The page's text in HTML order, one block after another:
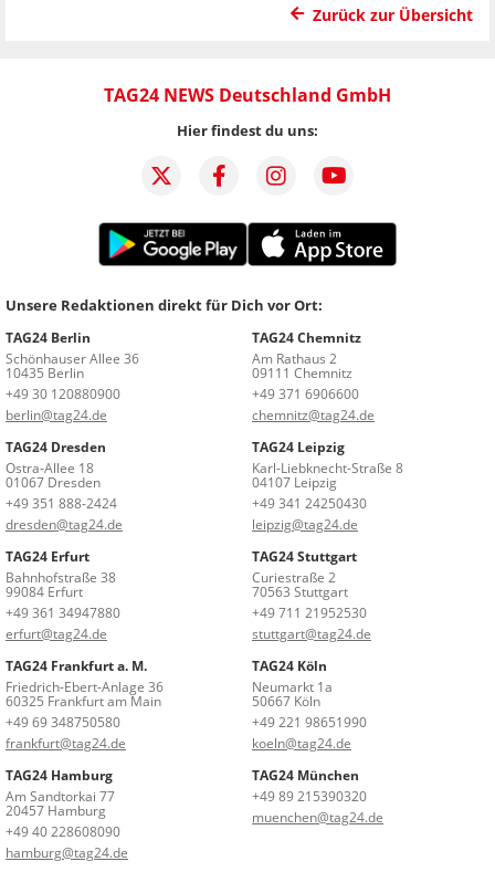
Zurück zur Übersicht
TAG24 NEWS Deutschland GmbH
Hier findest du uns:
Unsere Redaktionen direkt für Dich vor Ort:
TAG24 Berlin
Schönhauser Allee 36
10435 Berlin
+49 30 120880900
berlin@tag24.de
TAG24 Chemnitz
Am Rathaus 2
09111 Chemnitz
+49 371 6906600
chemnitz@tag24.de
TAG24 Dresden
Ostra-Allee 18
01067 Dresden
+49 351 888-2424
dresden@tag24.de
TAG24 Leipzig
Karl-Liebknecht-Straße 8
04107 Leipzig
+49 341 24250430
leipzig@tag24.de
TAG24 Erfurt
Bahnhofstraße 38
99084 Erfurt
+49 361 34947880
erfurt@tag24.de
TAG24 Stuttgart
Curiestraße 2
70563 Stuttgart
+49 711 21952530
stuttgart@tag24.de
TAG24 Frankfurt a. M.
Friedrich-Ebert-Anlage 36
60325 Frankfurt am Main
+49 69 348750580
frankfurt@tag24.de
TAG24 Köln
Neumarkt 1a
50667 Köln
+49 221 98651990
koeln@tag24.de
TAG24 Hamburg
Am Sandtorkai 77
20457 Hamburg
+49 40 228608090
hamburg@tag24.de
TAG24 München
+49 89 215390320
muenchen@tag24.de